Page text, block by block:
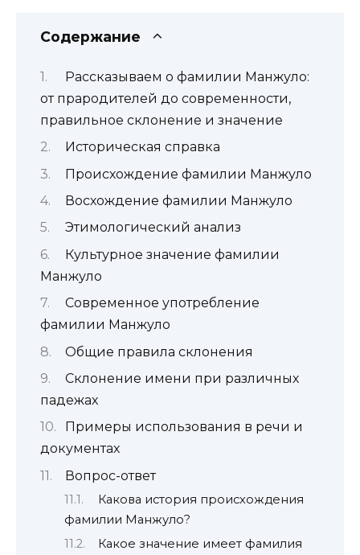
Содержание
Рассказываем о фамилии Манжуло:
от прародителей до современности,
правильное склонение и значение
Историческая справка
Происхождение фамилии Манжуло
Восхождение фамилии Манжуло
Этимологический анализ
Культурное значение фамилии
Манжуло
Современное употребление
фамилии Манжуло
Общие правила склонения
Склонение имени при различных
падежах
Примеры использования в речи и
документах
Вопрос-ответ
Какова история происхождения
фамилии Манжуло?
Какое значение имеет фамилия